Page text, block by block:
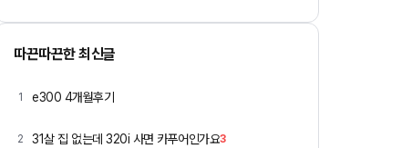
따끈따끈한 최신글
1 e300 4개월후기
2 31살 집 없는데 320i 사면 카푸어인가요3